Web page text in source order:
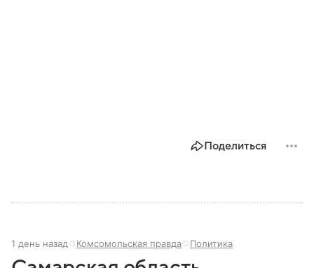
Поделиться
1 день назад Комсомольская правда Политика